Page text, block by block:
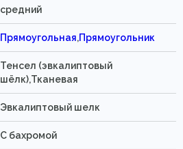
средний
Прямоугольная,Прямоугольник
Тенсел (эвкалиптовый
шёлк),Тканевая
Эвкалиптовый шелк
C бахромой